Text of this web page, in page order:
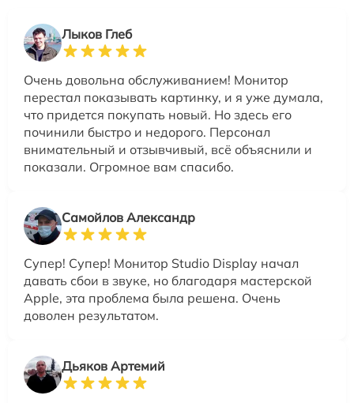
Лыков Глеб
Очень довольна обслуживанием! Монитор
перестал показывать картинку, и я уже думала,
что придется покупать новый. Но здесь его
починили быстро и недорого. Персонал
внимательный и отзывчивый, всё объяснили и
показали. Огромное вам спасибо.
Самойлов Александр
Супер! Супер! Монитор Studio Display начал
давать сбои в звуке, но благодаря мастерской
Apple, эта проблема была решена. Очень
доволен результатом.
Дьяков Артемий